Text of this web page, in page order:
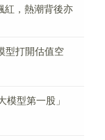
紅，熱潮背後亦
型打開估值空
模型第一股」